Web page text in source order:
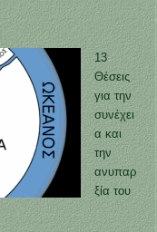
13
Θέσεις
για την
συνέχει
α και
την
ανυπαρ
ξία του